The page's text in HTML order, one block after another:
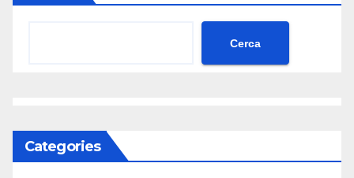
Cerca
Categories